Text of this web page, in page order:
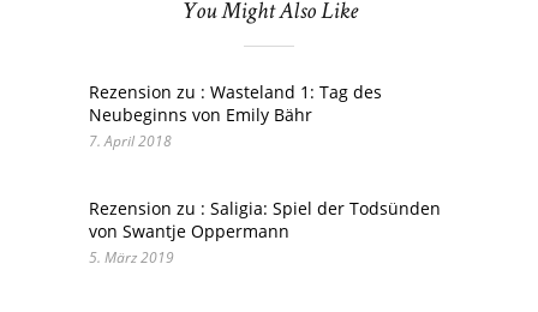
You Might Also Like
Rezension zu : Wasteland 1: Tag des
Neubeginns von Emily Bähr
7. April 2018
Rezension zu : Saligia: Spiel der Todsünden
von Swantje Oppermann
5. März 2019